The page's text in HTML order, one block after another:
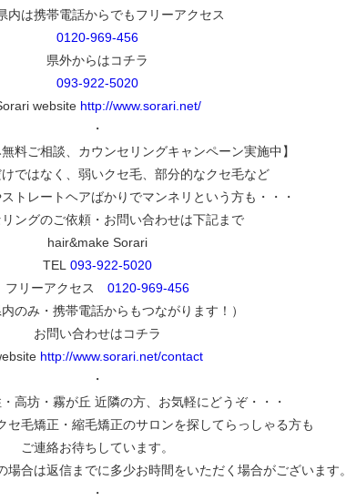
内は携帯電話からでもフリーアクセス
0120-969-456
県外からはコチラ
093-922-5020
website http://www.sorari.net/
・
無料ご相談、カウンセリングキャンペーン実施中】
ではなく、弱いクセ毛、部分的なクセ毛など
トレートヘアばかりでマンネリという方も・・・
ングのご依頼・お問い合わせは下記まで
hair&make Sorari
TEL 093-922-5020
フリーアクセス 0120-969-456
内のみ・携帯電話からもつながります！）
お問い合わせはコチラ
http://www.sorari.net/contact
・
高坊・霧が丘 近隣の方、お気軽にどうぞ・・・
セ毛矯正・縮毛矯正のサロンを探してらっしゃる方も
ご連絡お待ちしています。
場合は返信までに多少お時間をいただく場合がございます。
・